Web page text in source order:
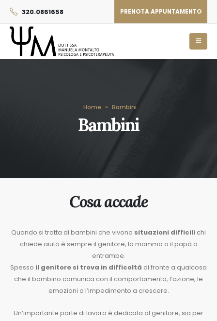
320.0861658 PRENOTA APPUNTAMENTO
Home » Bambini
Bambini
Cosa accade
Quando si tratta di bambini che vivono situazioni difficili chi
chiede aiuto è sempre il genitore, la mamma o il papà o
entrambe.
Spesso il genitore si trova in difficoltà di fronte a qualcosa
che il bambino comunica con il comportamento, l’azione, le
emozioni o l’impedimento a crescere.
Un’importante parte di lavoro è dedicata al genitore, sia per